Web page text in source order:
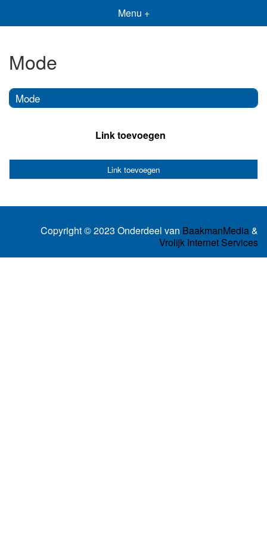
Menu +
Mode
Mode
Link toevoegen
Link toevoegen
Copyright © 2023 Onderdeel van BaakmanMedia&
Vrolijk Internet Services